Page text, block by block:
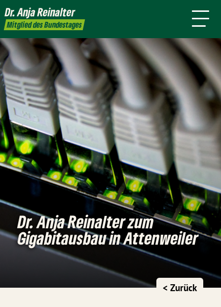
Dr. AnjaReinalter
Mitglied des Bundestages
Dr. Anja Reinalter zum
Gigabitausbau in Attenweiler
< Zurück